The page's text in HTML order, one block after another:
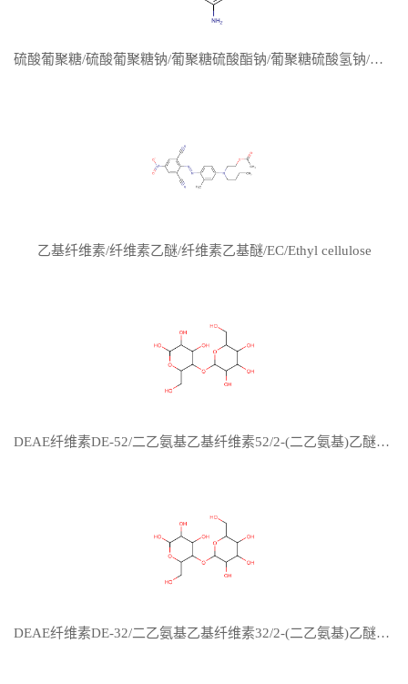
硫酸葡聚糖/硫酸葡聚糖钠/葡聚糖硫酸酯钠/葡聚糖硫酸氢钠/糖酐酯/右旋糖酐硫酸酯钠/右旋糖苷钠盐/Dextran sulfate sodium salt/分子量3000
乙基纤维素/纤维素乙醚/纤维素乙基醚/EC/Ethyl cellulose
DEAE纤维素DE-52/二乙氨基乙基纤维素52/2-(二乙氨基)乙醚纤维素52/DEAE-cellulose DE-52
DEAE纤维素DE-32/二乙氨基乙基纤维素32/2-(二乙氨基)乙醚纤维素32/DEAE-cellulose DE-32